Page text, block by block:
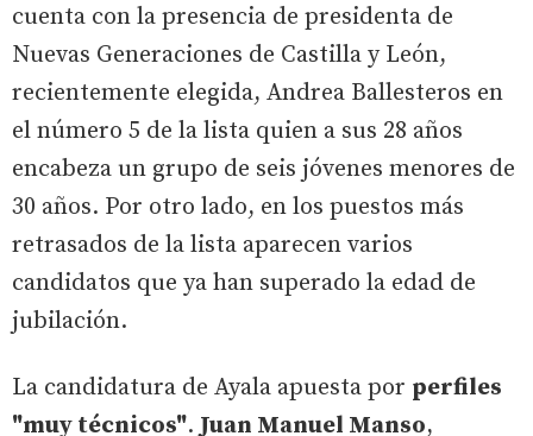
cuenta con la presencia de presidenta de
Nuevas Generaciones de Castilla y León,
recientemente elegida, Andrea Ballesteros en
el número 5 de la lista quien a sus 28 años
encabeza un grupo de seis jóvenes menores de
30 años. Por otro lado, en los puestos más
retrasados de la lista aparecen varios
candidatos que ya han superado la edad de
jubilación.
La candidatura de Ayala apuesta por perfiles
"muy técnicos". Juan Manuel Manso,